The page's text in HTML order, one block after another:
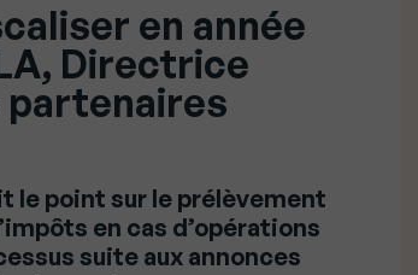
en année
Directrice
le point sur le prélèvement
en cas d’opérations
suite aux annonces